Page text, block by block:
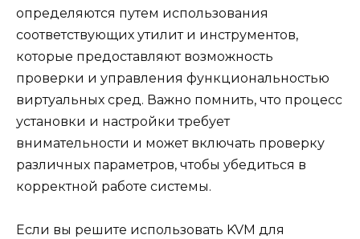
определяются путем использования
соответствующих утилит и инструментов,
которые предоставляют возможность
проверки и управления функциональностью
виртуальных сред. Важно помнить, что процесс
установки и настройки требует
внимательности и может включать проверку
различных параметров, чтобы убедиться в
корректной работе системы.
Если вы решите использовать KVM для